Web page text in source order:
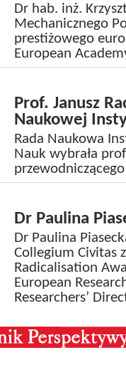
Dr hab. inż.
Mechanicznego
prestiżowego
European
Prof. Janusz
Naukowej
Rada Naukowa
Nauk wybrała
Dr Paulina
Dr Paulina
Collegium Civitas
Radicalisation
European
Researchers’